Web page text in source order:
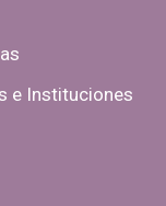
e Instituciones